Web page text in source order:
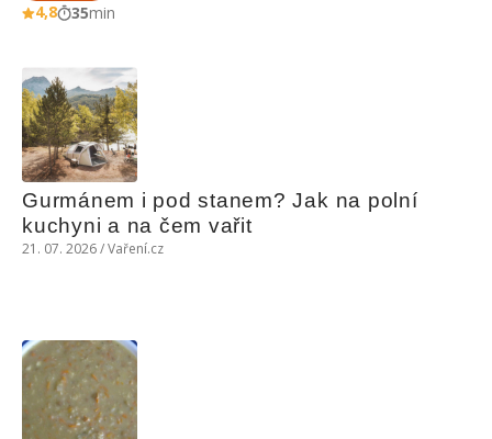
4,8 35min
Gurmánem i pod stanem? Jak na polní
kuchyni a na čem vařit
21. 07. 2026 / Vaření.cz